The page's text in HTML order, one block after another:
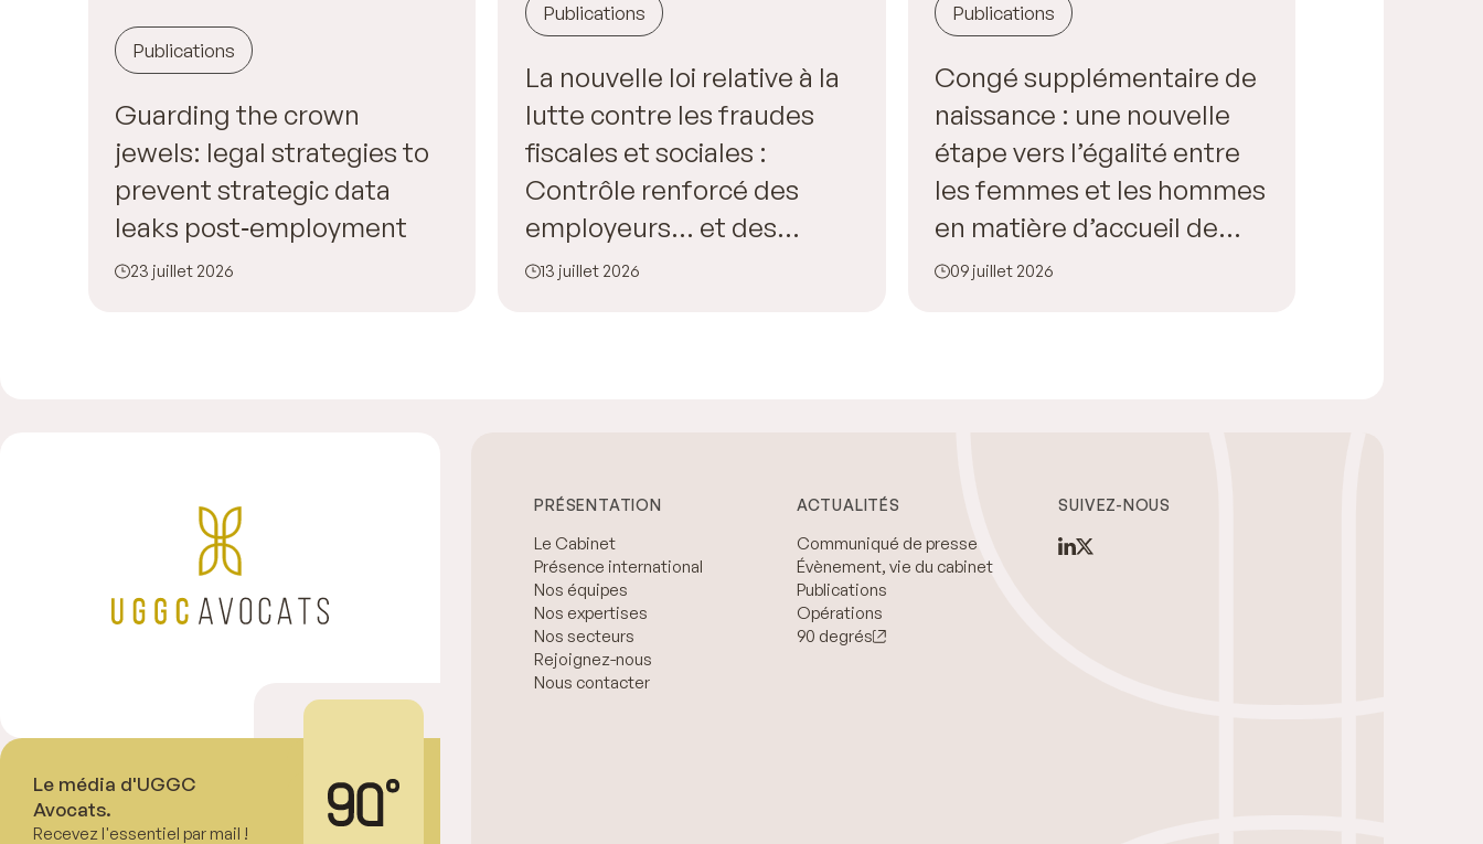
Publications
Guarding the crown
jewels: legal strategies to
prevent strategic data
leaks post‑employment
23 juillet 2026
Publications
La nouvelle loi relative à la
lutte contre les fraudes
fiscales et sociales :
Contrôle renforcé des
employeurs… et des
salariés !
13 juillet 2026
Publications
Congé supplémentaire de
naissance : une nouvelle
étape vers l’égalité entre
les femmes et les hommes
en matière d’accueil de
l’enfant
09 juillet 2026
Le média d'UGGC
Avocats.
Recevez l'essentiel par mail !
PRÉSENTATION
Le Cabinet
Présence international
Nos équipes
Nos expertises
Nos secteurs
Rejoignez-nous
Nous contacter
ACTUALITÉS
Communiqué de presse
Évènement, vie du cabinet
Publications
Opérations
90 degrés
SUIVEZ-NOUS